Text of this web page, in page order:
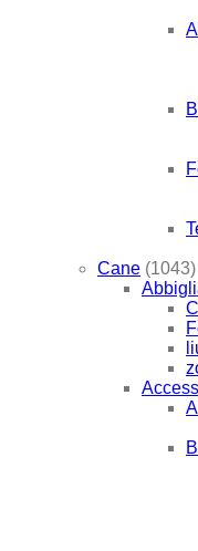
Cane (1043)